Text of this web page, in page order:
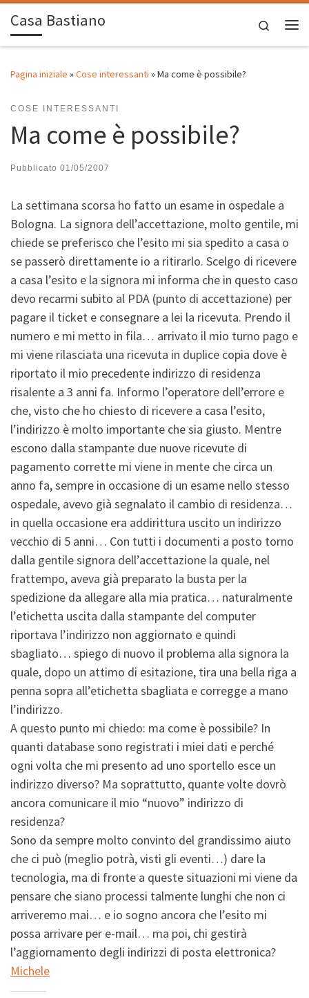
Passa al contenuto
Casa Bastiano
Search
Pagina iniziale »Cose interessanti »Ma come è possibile?
COSE INTERESSANTI
Ma come è possibile?
Pubblicato 01/05/2007
La settimana scorsa ho fatto un esame in ospedale a
Bologna. La signora dell’accettazione, molto gentile, mi
chiede se preferisco che l’esito mi sia spedito a casa o
se passerò direttamente io a ritirarlo. Scelgo di ricevere
a casa l’esito e la signora mi informa che in questo caso
devo recarmi subito al PDA (punto di accettazione) per
pagare il ticket e consegnare a lei la ricevuta. Prendo il
numero e mi metto in fila… arrivato il mio turno pago e
mi viene rilasciata una ricevuta in duplice copia dove è
riportato il mio precedente indirizzo di residenza
risalente a 3 anni fa. Informo l’operatore dell’errore e
che, visto che ho chiesto di ricevere a casa l’esito,
l’indirizzo è molto importante che sia giusto. Mentre
escono dalla stampante due nuove ricevute di
pagamento corrette mi viene in mente che circa un
anno fa, sempre in occasione di un esame nello stesso
ospedale, avevo già segnalato il cambio di residenza…
in quella occasione era addirittura uscito un indirizzo
vecchio di 5 anni… Con tutti i documenti a posto torno
dalla gentile signora dell’accettazione la quale, nel
frattempo, aveva già preparato la busta per la
spedizione da allegare alla mia pratica… naturalmente
l’etichetta uscita dalla stampante del computer
riportava l’indirizzo non aggiornato e quindi
sbagliato… spiego di nuovo il problema alla signora la
quale, dopo un attimo di esitazione, tira una bella riga a
penna sopra all’etichetta sbagliata e corregge a mano
l’indirizzo.
A questo punto mi chiedo: ma come è possibile? In
quanti database sono registrati i miei dati e perché
ogni volta che mi presento ad uno sportello esce un
indirizzo diverso? Ma soprattutto, quante volte dovrò
ancora comunicare il mio “nuovo” indirizzo di
residenza?
Sono da sempre molto convinto del grandissimo aiuto
che ci può (meglio potrà, visti gli eventi…) dare la
tecnologia, ma di fronte a queste situazioni mi viene da
pensare che siano processi talmente lunghi che non ci
arriveremo mai… e io sogno ancora che l’esito mi
possa arrivare per e-mail… ma poi, chi gestirà
l’aggiornamento degli indirizzi di posta elettronica?
Michele